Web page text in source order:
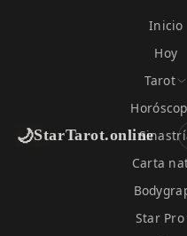
🌙StarTarot.online
Inicio
Hoy
Tarot
Carta
Star Pro